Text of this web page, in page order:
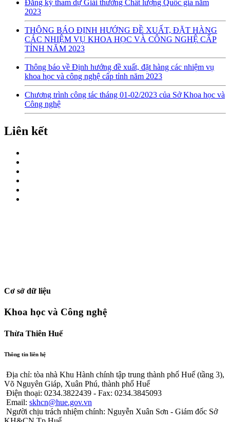
Đăng ký tham dự Giải thưởng Chất lượng Quốc gia năm
2023
THÔNG BÁO ĐỊNH HƯỚNG ĐỀ XUẤT, ĐẶT HÀNG
CÁC NHIỆM VỤ KHOA HỌC VÀ CÔNG NGHỆ CẤP
TỈNH NĂM 2023
Thông báo về Định hướng đề xuất, đặt hàng các nhiệm vụ
khoa học và công nghệ cấp tỉnh năm 2023
Chương trình công tác tháng 01-02/2023 của Sở Khoa học và
Công nghệ
Liên kết
Cơ sở dữ liệu
Khoa học và Công nghệ
Thừa Thiên Huế
Thông tin liên hệ
Địa chỉ: tòa nhà Khu Hành chính tập trung thành phố Huế (tầng 3),
Võ Nguyên Giáp, Xuân Phú, thành phố Huế
Điện thoại: 0234.3822439 - Fax: 0234.3845093
Email: skhcn@hue.gov.vn
Người chịu trách nhiệm chính: Nguyễn Xuân Sơn - Giám đốc Sở